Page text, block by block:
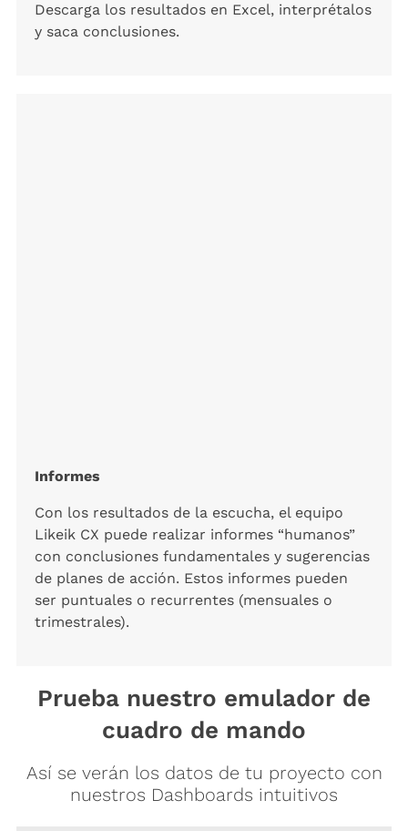
Descarga los resultados en Excel, interprétalos
y saca conclusiones.
Informes
Con los resultados de la escucha, el equipo
Likeik CX puede realizar informes “humanos”
con conclusiones fundamentales y sugerencias
de planes de acción. Estos informes pueden
ser puntuales o recurrentes (mensuales o
trimestrales).
Prueba nuestro emulador de
cuadro de mando
Así se verán los datos de tu proyecto con
nuestros Dashboards intuitivos